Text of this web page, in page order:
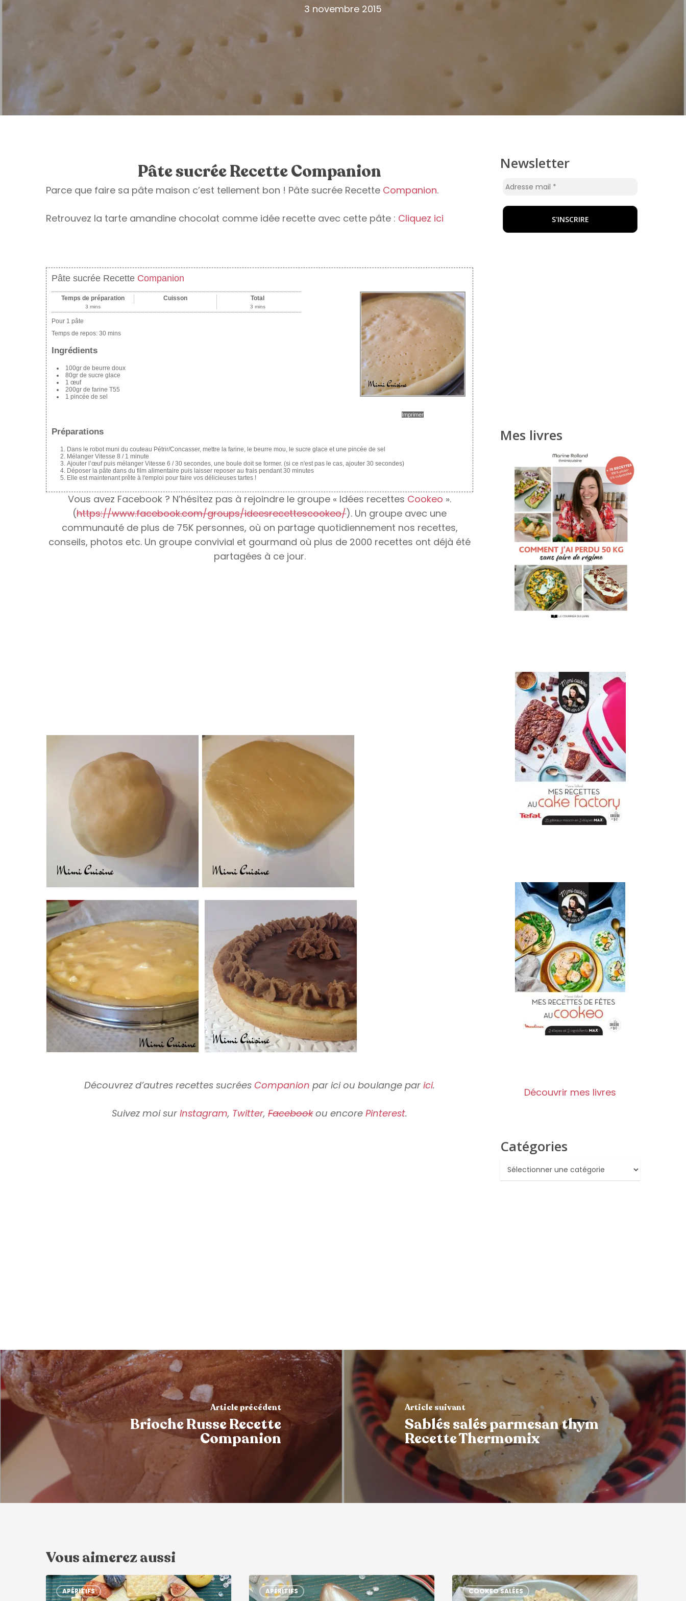
3 novembre 2015
Pâte sucrée Recette Companion
Parce que faire sa pâte maison c’est tellement bon ! Pâte sucrée Recette Companion.
Retrouvez la tarte amandine chocolat comme idée recette avec cette pâte : Cliquez ici
Pâte sucrée Recette Companion
Imprimer
Temps de préparation
3 mins
Cuisson Total
3 mins
Pour 1 pâte
Temps de repos: 30 mins
Ingrédients
100gr de beurre doux
80gr de sucre glace
1 œuf
200gr de farine T55
1 pincée de sel
Préparations
Dans le robot muni du couteau Pétrir/Concasser, mettre la farine, le beurre mou, le sucre glace et une pincée de sel
Mélanger Vitesse 8 / 1 minute
Ajouter l’œuf puis mélanger Vitesse 6 / 30 secondes, une boule doit se former. (si ce n'est pas le cas, ajouter 30 secondes)
Déposer la pâte dans du film alimentaire puis laisser reposer au frais pendant 30 minutes
Elle est maintenant prête à l'emploi pour faire vos délicieuses tartes !
Vous avez Facebook ? N’hésitez pas à rejoindre le groupe « Idées recettes Cookeo ».
(https://www.facebook.com/groups/ideesrecettescookeo/). Un groupe avec une
communauté de plus de 75K personnes, où on partage quotidiennement nos recettes,
conseils, photos etc. Un groupe convivial et gourmand où plus de 2000 recettes ont déjà été
partagées à ce jour.
Découvrez d’autres recettes sucrées Companion par ici ou boulange parici.
Suivez moi surInstagram, Twitter,Facebookou encorePinterest.
Newsletter
Mes livres
Découvrir mes livres
Catégories
Catégories
Article précédent
Brioche Russe Recette
Companion
Article suivant
Sablés salés parmesan thym
Recette Thermomix
Vous aimerez aussi
APÉRITIFS APÉRITIFS COOKEO SALÉES